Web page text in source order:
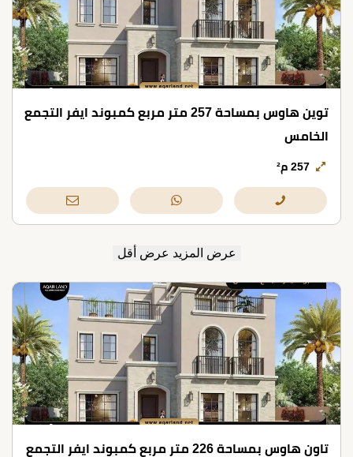
توين هاوس بمساحة 257 متر مربع كمبوند ايفر التجمع
الخامس
257 م²
عرض المزيد عرض أقل
تاون هاوس بمساحة 226 متر مربع كمبوند ايفر التجمع